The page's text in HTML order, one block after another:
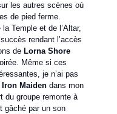
les autres scènes où
de pied ferme.
Temple et de l’Altar,
rendant l’accès
de Lorna Shore
Même si ces
je n’ai pas
Iron Maiden dans mon
du groupe remonte à
gâché par un son